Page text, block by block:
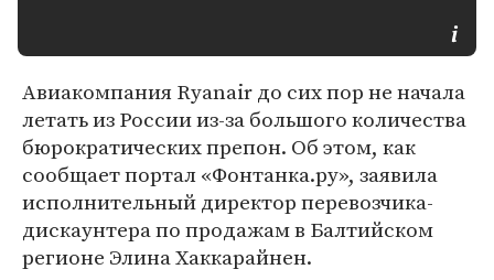
Авиакомпания Ryanair до сих пор не начала
летать из России из-за большого количества
бюрократических препон. Об этом, как
сообщает портал «Фонтанка.ру», заявила
исполнительный директор перевозчика-
дискаунтера по продажам в Балтийском
регионе Элина Хаккарайнен.